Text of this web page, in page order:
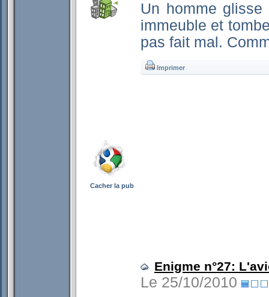
Un homme
immeuble et
pas fait mal.
Imprimer
Cacher la pub
Enigme n°27:
Le 25/10/2010